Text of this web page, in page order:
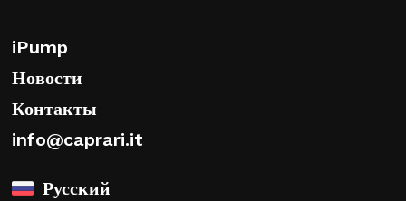
iPump
Новости
Контакты
info@caprari.it
Русский